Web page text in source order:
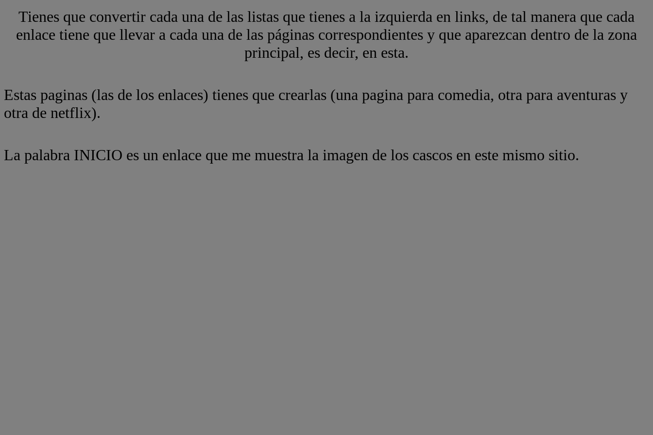
Tienes que convertir cada una de las listas que tienes a la izquierda en links, de tal manera que cada
enlace tiene que llevar a cada una de las páginas correspondientes y que aparezcan dentro de la zona
principal, es decir, en esta.
Estas paginas (las de los enlaces) tienes que crearlas (una pagina para comedia, otra para aventuras y
otra de netflix).
La palabra INICIO es un enlace que me muestra la imagen de los cascos en este mismo sitio.